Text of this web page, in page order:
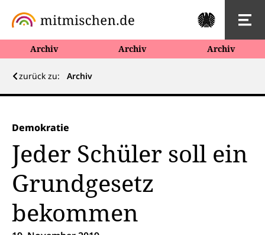
Archiv Archiv Archiv
zurück zu: Archiv
Demokratie
Jeder Schüler soll ein
Grundgesetz
bekommen